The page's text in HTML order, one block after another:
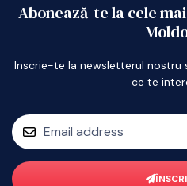
Abonează-te la cele
Inscrie-te la newsletterul
ce te